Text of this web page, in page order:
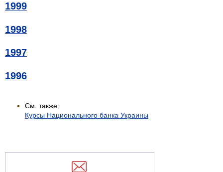
1999
1998
1997
1996
См. также:
Курсы Национального банка Украины